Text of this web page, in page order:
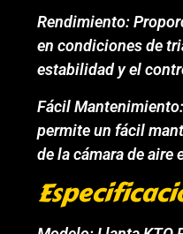
Rendimiento:
en condiciones de
estabilidad y el
Fácil
permite un fácil
de la cámara de aire